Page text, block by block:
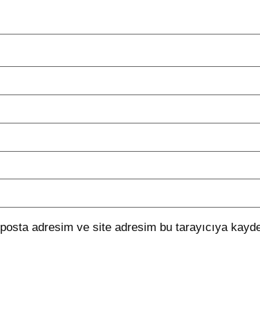
adresim ve site adresim bu tarayıcıya